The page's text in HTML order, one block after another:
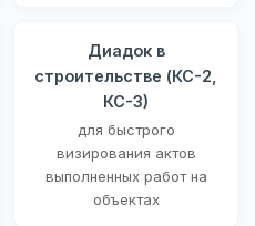
Диадок в
строительстве (КС-2,
КС-3)
для быстрого
визирования актов
выполненных работ на
объектах